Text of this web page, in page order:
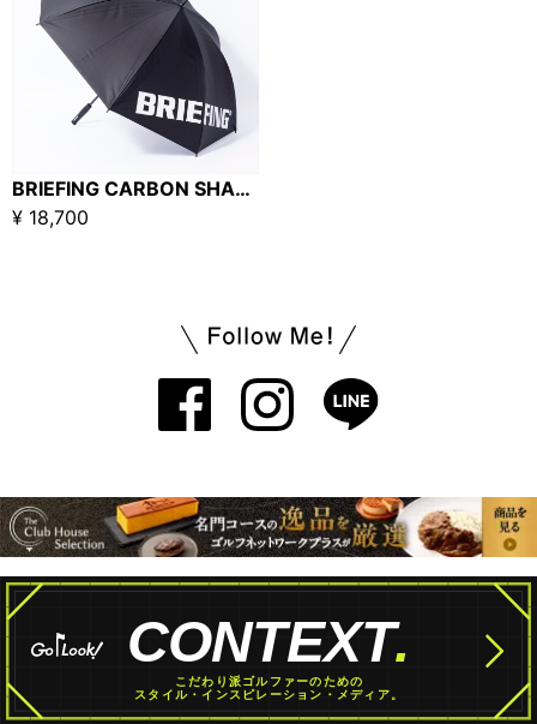
BRIEFING CARBON SHAFT UMBRELLA 2 ブラック □
¥ 18,700